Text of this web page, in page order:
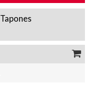
Tapones